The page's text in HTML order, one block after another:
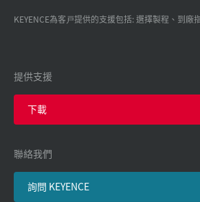
KEYENCE為客戸提供的支援包括: 選擇製程、到廠
提供支援
下載
聯絡我們
詢問 KEYENCE